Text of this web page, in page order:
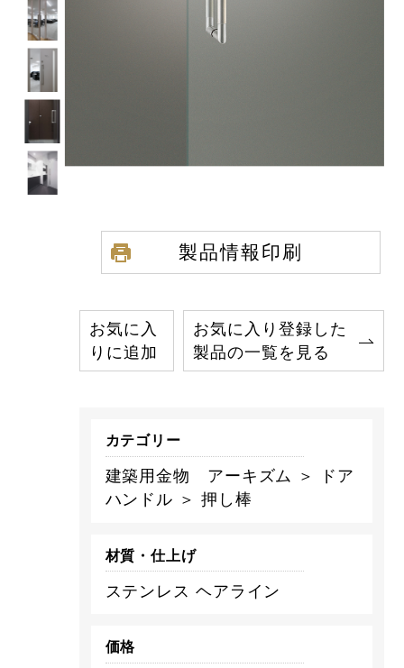
製品情報印刷
お気に入
りに追加
お気に入り登録した
製品の一覧を見る
カテゴリー
建築用金物 アーキズム ＞ ドア
ハンドル ＞ 押し棒
材質・仕上げ
ステンレス ヘアライン
価格